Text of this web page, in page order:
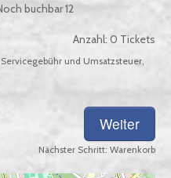
buchbar12
Anzahl: 0 Tickets
und Umsatzsteuer,
Nächster Schritt: Warenkorb